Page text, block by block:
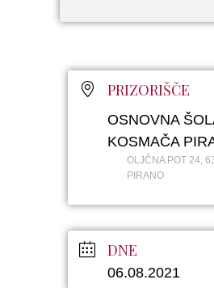
PRIZORIŠČE
OSNOVNA
KOSMAČA
OLJČNA POT 24,
PIRANO
DNE
06.08.2021